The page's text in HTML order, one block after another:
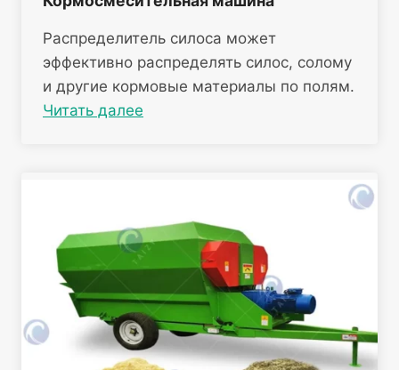
Распределитель силоса может
эффективно распределять силос, солому
и другие кормовые материалы по полям.
Читать далее